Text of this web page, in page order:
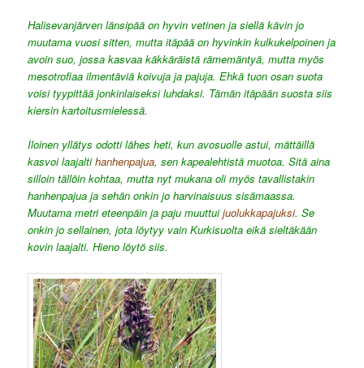
Halisevanjärven länsipää on hyvin vetinen ja siellä kävin jo
muutama vuosi sitten, mutta itäpää on hyvinkin kulkukelpoinen ja
avoin suo, jossa kasvaa käkkäräistä rämemäntyä, mutta myös
mesotrofiaa ilmentäviä koivuja ja pajuja. Ehkä tuon osan suota
voisi tyypittää jonkinlaiseksi luhdaksi. Tämän itäpään suosta siis
kiersin kartoitusmielessä.
Iloinen yllätys odotti lähes heti, kun avosuolle astui, mättäillä
kasvoi laajaltihanhenpajua, sen kapealehtistä muotoa. Sitä aina
silloin tällöin kohtaa, mutta nyt mukana oli myös tavallistakin
hanhenpajua ja sehän onkin jo harvinaisuus sisämaassa.
Muutama metri eteenpäin ja paju muuttuijuolukkapajuksi. Se
onkin jo sellainen, jota löytyy vain Kurkisuolta eikä sieltäkään
kovin laajalti. Hieno löytö siis.